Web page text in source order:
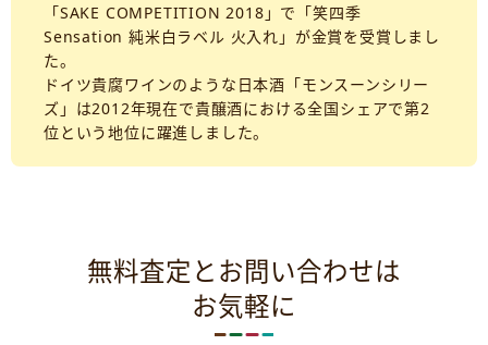
「SAKE COMPETITION 2018」で「笑四季
Sensation 純米白ラベル 火入れ」が金賞を受賞しまし
た。
ドイツ貴腐ワインのような日本酒「モンスーンシリー
ズ」は2012年現在で貴醸酒における全国シェアで第2
位という地位に躍進しました。
無料査定とお問い合わせは
お気軽に